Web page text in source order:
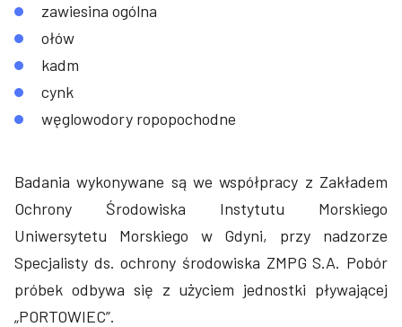
zawiesina ogólna
ołów
kadm
cynk
węglowodory ropopochodne
Badania wykonywane są we współpracy z Zakładem
Ochrony Środowiska Instytutu Morskiego
Uniwersytetu Morskiego w Gdyni, przy nadzorze
Specjalisty ds. ochrony środowiska ZMPG S.A. Pobór
próbek odbywa się z użyciem jednostki pływającej
„PORTOWIEC”.